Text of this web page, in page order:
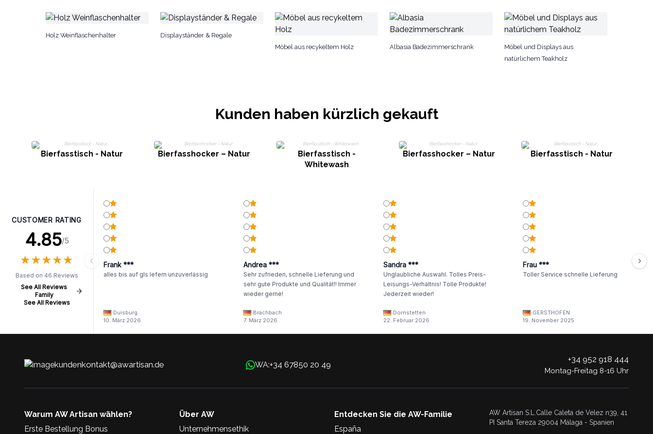
Holz Weinflaschenhalter
Displayständer & Regale
Möbel aus recykeltem Holz
Albasia Badezimmerschrank
Möbel und Displays aus
natürlichem Teakholz
Kunden haben kürzlich gekauft
Bierfasstisch - Natur Bierfasshocker – Natur
Bierfasstisch -
Whitewash
Bierfasshocker – Natur Bierfasstisch - Natur
CUSTOMER RATING
4.85/5
★★★★★
★★★★★
Based on 46 Reviews
See All Reviews
Family
See All Reviews
Frank ***
alles bis auf gls lefern unzuverlässig
Duisburg
10. März 2026
Andrea ***
Sehr zufrieden, schnelle Lieferung und
sehr gute Produkte und Qualität!! Immer
wieder gerne!
Brachbach
7. März 2026
Sandra ***
Unglaubliche Auswahl. Tolles Preis-
Leisungs-Verhältnis! Tolle Produkte!
Jederzeit wieder!
Dornstetten
22. Februar 2026
Frau ***
Toller Service schnelle Lieferung
GERSTHOFEN
19. November 2025
kundenkontakt@awartisan.de WA:+34 67850 20 49
+34 952 918 444
Montag-Freitag 8-16 Uhr
Warum AW Artisan wählen?
Erste Bestellung Bonus
Über AW
Unternehmensethik
Entdecken Sie die AW-Familie
España
AW Artisan S.L.Calle Caleta de Velez n39, 41
PI Santa Tereza 29004 Málaga - Spanien